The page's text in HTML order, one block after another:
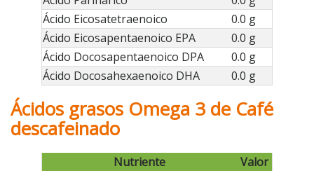
Ácido Eicosatetraenoico
0.0 g
Ácido Eicosapentaenoico EPA
0.0 g
Ácido Docosapentaenoico DPA
0.0 g
Ácido Docosahexaenoico DHA
0.0 g
Ácidos grasos Omega 3 de Café
descafeinado
Nutriente
Valor